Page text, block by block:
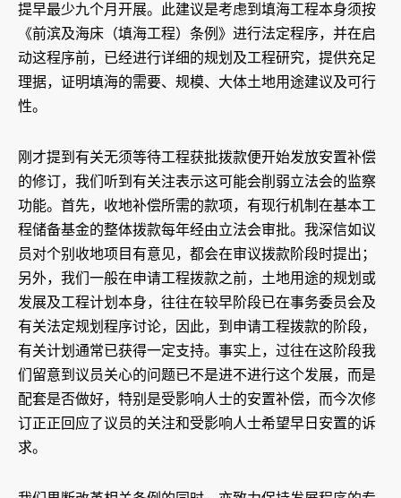
提早最少九个月开展。此建议是考虑到填海工程本身须按
《前滨及海床（填海工程）条例》进行法定程序，并在启
动这程序前，已经进行详细的规划及工程研究，提供充足
理据，证明填海的需要、规模、大体土地用途建议及可行
性。
刚才提到有关无须等待工程获批拨款便开始发放安置补偿
的修订，我们听到有关注表示这可能会削弱立法会的监察
功能。首先，收地补偿所需的款项，有现行机制在基本工
程储备基金的整体拨款每年经由立法会审批。我深信如议
员对个别收地项目有意见，都会在审议拨款阶段时提出；
另外，我们一般在申请工程拨款之前，土地用途的规划或
发展及工程计划本身，往往在较早阶段已在事务委员会及
有关法定规划程序讨论，因此，到申请工程拨款的阶段，
有关计划通常已获得一定支持。事实上，过往在这阶段我
们留意到议员关心的问题已不是进不进行这个发展，而是
配套是否做好，特别是受影响人士的安置补偿，而今次修
订正正回应了议员的关注和受影响人士希望早日安置的诉
求。